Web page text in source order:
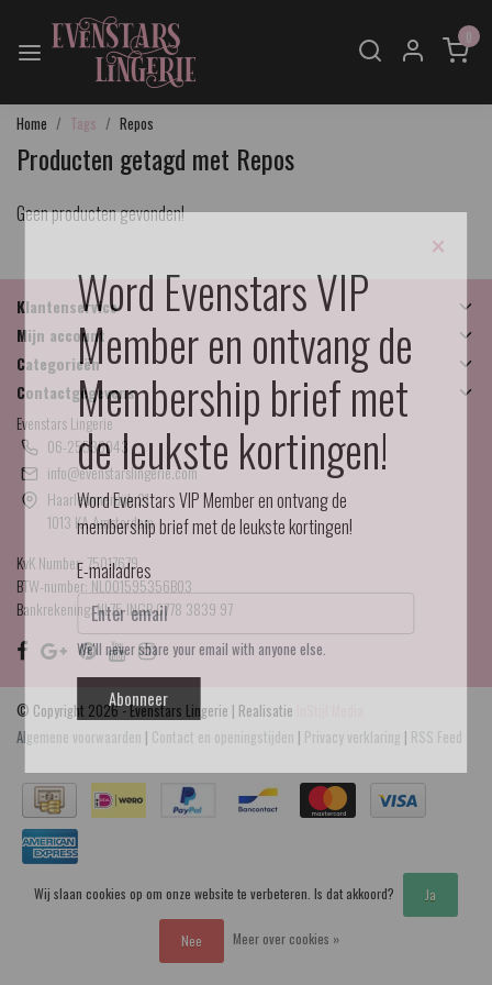
0
Home Tags Repos
Producten getagd met Repos
Geen producten gevonden!
Klantenservice
Mijn account
Categorieën
Contactgegevens
Evenstars Lingerie
06-25536043
info@evenstarslingerie.com
Haarlemmerdijk 21
1013 KA Amsterdam
KvK Number: 75017679
BTW-number: NL001595356B03
Bankrekening: NL75 INGB 0778 3839 97
© Copyright 2026 - Evenstars Lingerie | Realisatie
Algemene voorwaarden | Contact en openingstijden | Privacy verklaring | RSS Feed
×
Word Evenstars VIP
Member en ontvang de
Membership brief met
de leukste kortingen!
Word Evenstars VIP Member en ontvang de
membership brief met de leukste kortingen!
E-mailadres
We'll never share your email with anyone else.
Abonneer
Wij slaan cookies op om onze website te verbeteren. Is dat akkoord? Ja
Nee Meer over cookies »